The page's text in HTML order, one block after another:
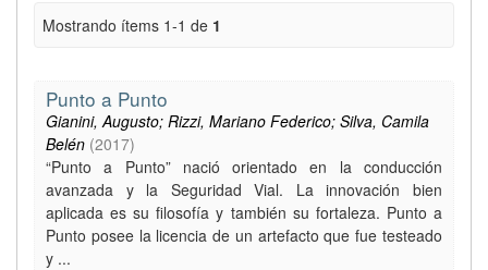
Mostrando ítems 1-1 de 1
Punto a Punto
Gianini, Augusto; Rizzi, Mariano Federico; Silva, Camila
Belén (2017)
“Punto a Punto” nació orientado en la conducción
avanzada y la Seguridad Vial. La innovación bien
aplicada es su filosofía y también su fortaleza. Punto a
Punto posee la licencia de un artefacto que fue testeado
y ...